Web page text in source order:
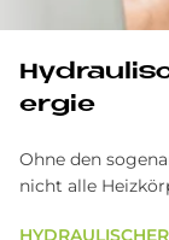
er­gie
Ohne den
nicht alle